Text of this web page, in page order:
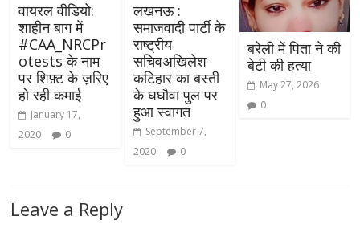
वायरल वीडियो:
शाहीन बाग में
#CAA_NRCPr
otests के नाम
पर शिफ़्ट के ज़रिए
हो रही कमाई
January 17,
2020
0
लखनऊ :
समाजवादी पार्टी के
राष्ट्रीय
सचिवअखिलेश
कटिहार का बस्ती
के घघौवा पुल पर
हुआ स्वागत
September 7,
2020
0
बरेली में पिता ने की
बेटी की हत्या
May 27, 2026
0
Leave a Reply